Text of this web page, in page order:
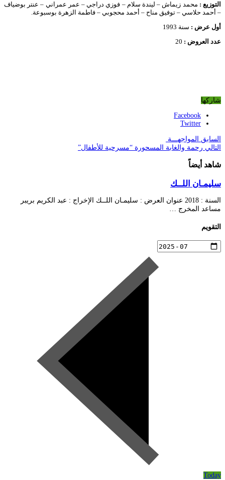
التوزيع : محمد زيماش – ليندة سلام – فوزي دراجي – عمر عمراني – عنتر بوضياف
– أحمد حلاسي – توفيق مناح – أحمد محجوبي – فاطمة الزهرة بوسبوعة.
أول عرض : سنة 1993
عدد العروض :
شاركها
Facebook
Twitter
السابق المواجهـــة
التالي رحمة والغابة المسحورة “مسرحية للأطفال”
شاهد أيضاً
سليمـان اللــك
السنة : 2018 عنوان العرض : سليمـان اللــك الإخراج : عبد الكريم بريبر
مساعد المخرج …
التقويم
Today